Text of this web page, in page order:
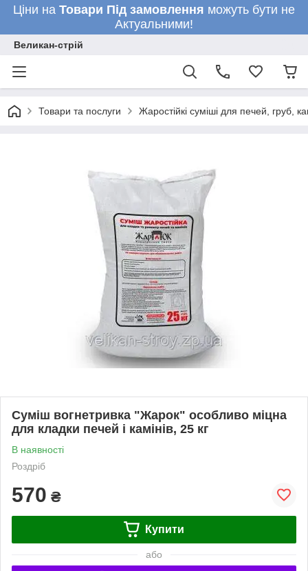
Ціни на Товари Під замовлення можуть бути не
Актуальними!
Великан-стрій
Товари та послуги Жаростійкі суміші для печей, груб,
Суміш вогнетривка "Жарок" особливо міцна
для кладки печей і камінів, 25 кг
В наявності
Роздріб
570 ₴
Купити
або